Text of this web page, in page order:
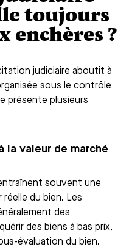
toujours
enchères ?
judiciaire aboutit à
sous le contrôle
présente plusieurs
la valeur de marché
souvent une
du bien. Les
des
des biens à bas prix,
évaluation du bien.